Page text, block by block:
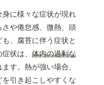
に様々な症状が現れ
や倦怠感、微熱、頭
、腐苔に伴う症状と
状は、 体内の過剰な
す。熱が強い場合、
引き起こしやすくな